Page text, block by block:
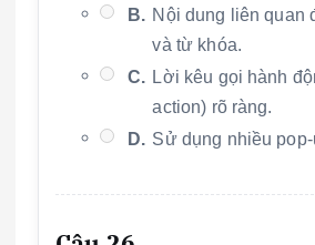
B. Nội dung liên quan
và từ khóa.
C. Lời kêu gọi hành
action) rõ ràng.
D. Sử dụng nhiều